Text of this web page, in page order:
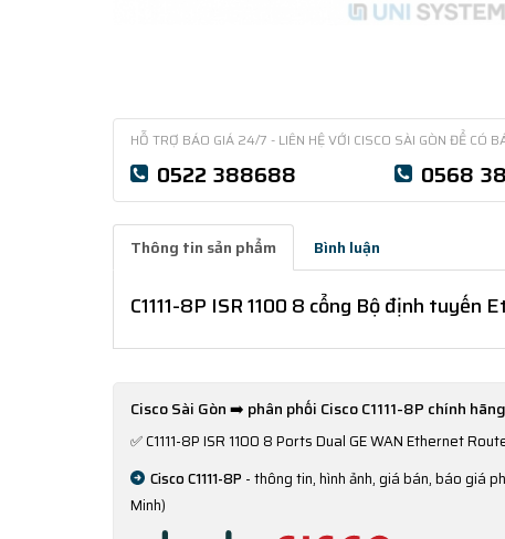
HỖ TRỢ BÁO GIÁ 24/7 - LIÊN HỆ VỚI CISCO SÀI GÒN ĐỂ CÓ
0522 388688 0568
Thông tin sản phẩm Bình luận
C1111-8P ISR 1100 8 cổng Bộ định tuyến
Cisco Sài Gòn ➡️ phân phối Cisco C1111-8P chính
✅C1111-8P ISR 1100 8 Ports Dual GE WAN Ethernet
Cisco C1111-8P - thông tin, hình ảnh, giá bán, báo giá
Minh)